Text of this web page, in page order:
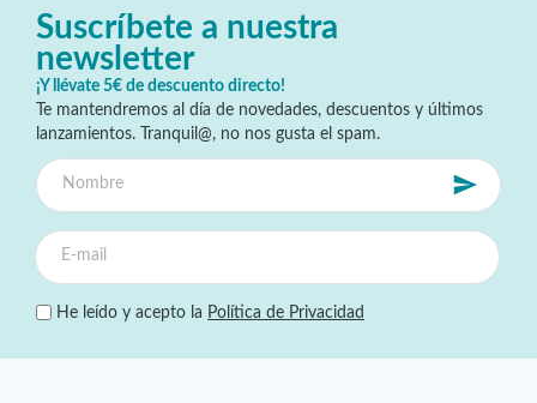
Suscríbete a nuestra
newsletter
¡Y llévate 5€ de descuento directo!
Te mantendremos al día de novedades, descuentos y últimos
lanzamientos. Tranquil@, no nos gusta el spam.
He leído y acepto la Política de Privacidad